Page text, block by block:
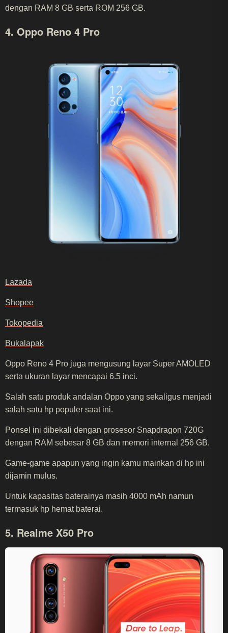
dengan RAM 8 GB serta ROM 256 GB.
4. Oppo Reno 4 Pro
Lazada
Shopee
Tokopedia
Bukalapak
Oppo Reno 4 Pro juga mengusung layar Super AMOLED
serta ukuran layar mencapai 6.5 inci.
Salah satu produk andalan Oppo yang sekaligus menjadi
salah satu hp populer saat ini.
Ponsel ini dibekali dengan prosesor Snapdragon 720G
dengan RAM sebesar 8 GB dan memori internal 256 GB.
Game-game apapun yang ingin kamu mainkan di hp ini
dijamin mulus.
Untuk kapasitas baterainya masih 4000 mAh namun
termasuk hp hemat baterai.
5. Realme X50 Pro